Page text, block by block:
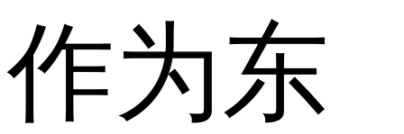
作为东